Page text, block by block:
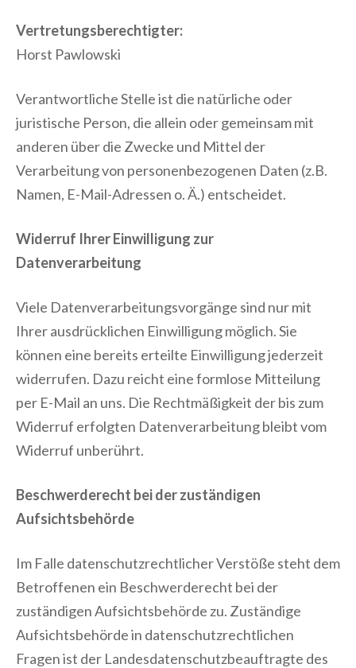
Vertretungs­berechtigter:
Horst Pawlowski
Verantwortliche Stelle ist die natürliche oder
juristische Person, die allein oder gemeinsam mit
anderen über die Zwecke und Mittel der
Verarbeitung von personenbezogenen Daten (z.B.
Namen, E-Mail-Adressen o. Ä.) entscheidet.
Widerruf Ihrer Einwilligung zur
Datenverarbeitung
Viele Datenverarbeitungsvorgänge sind nur mit
Ihrer ausdrücklichen Einwilligung möglich. Sie
können eine bereits erteilte Einwilligung jederzeit
widerrufen. Dazu reicht eine formlose Mitteilung
per E-Mail an uns. Die Rechtmäßigkeit der bis zum
Widerruf erfolgten Datenverarbeitung bleibt vom
Widerruf unberührt.
Beschwerderecht bei der zuständigen
Aufsichtsbehörde
Im Falle datenschutzrechtlicher Verstöße steht dem
Betroffenen ein Beschwerderecht bei der
zuständigen Aufsichtsbehörde zu. Zuständige
Aufsichtsbehörde in datenschutzrechtlichen
Fragen ist der Landesdatenschutzbeauftragte des